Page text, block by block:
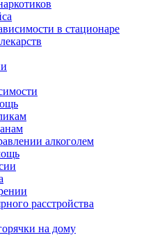
в стационаре
алкоголем
расстройства
на дому